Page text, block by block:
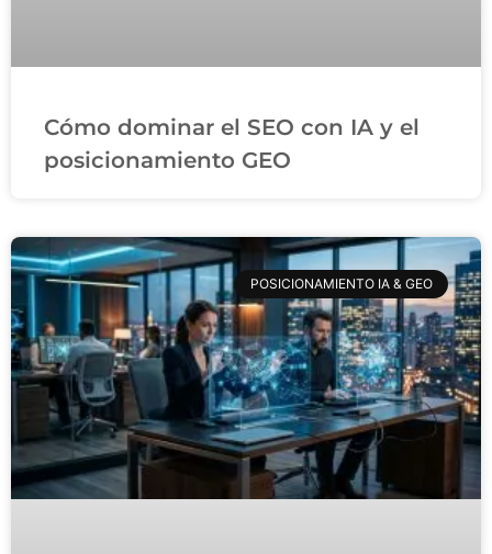
Cómo dominar el SEO con IA y el
posicionamiento GEO
POSICIONAMIENTO IA & GEO